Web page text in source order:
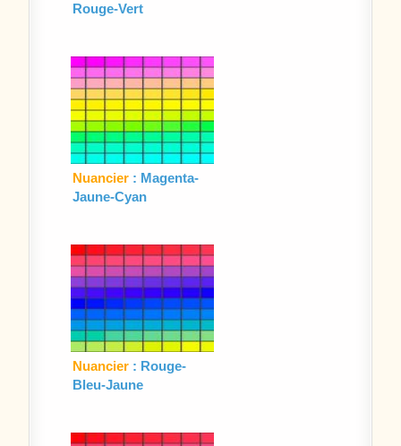
Rouge-Vert
Nuancier : Magenta-
Jaune-Cyan
Nuancier : Rouge-
Bleu-Jaune